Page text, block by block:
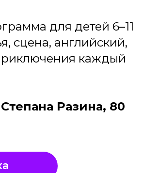
для детей 6–11
сцена, английский,
каждый
Разина, 80